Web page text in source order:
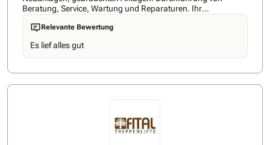
Beratung, Service, Wartung und Reparaturen. Ihr
herstellerunabhängiger, regionaler Meisterfachbetrieb aus
Lübeck in Schleswig- Holstein – tätig in ganz
Norddeutschland. Wir planen, liefern, montieren und
betreuen moderne Liftsysteme für ein selbstbestimmtes und
barrierefreies Wohnen– im Alter, nach Krankheit oder bei
besonders stark bei individuell anspruchsvollen
Sondergrundrissen oder komplexen baulichen
Gegebenheiten finden wir eine passgenaue, saubere Lösung
Relevante Bewertung
Es lief alles gut